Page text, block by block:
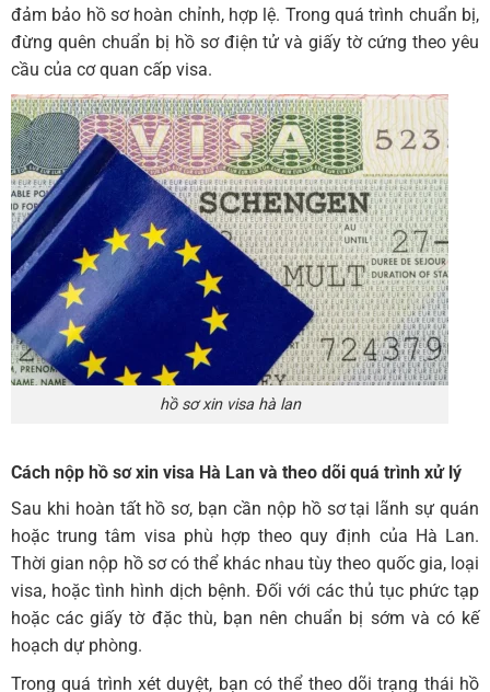
đảm bảo hồ sơ hoàn chỉnh, hợp lệ. Trong quá trình chuẩn bị,
đừng quên chuẩn bị hồ sơ điện tử và giấy tờ cứng theo yêu
cầu của cơ quan cấp visa.
hồ sơ xin visa hà lan
Cách nộp hồ sơ xin visa Hà Lan và theo dõi quá trình xử lý
Sau khi hoàn tất hồ sơ, bạn cần nộp hồ sơ tại lãnh sự quán
hoặc trung tâm visa phù hợp theo quy định của Hà Lan.
Thời gian nộp hồ sơ có thể khác nhau tùy theo quốc gia, loại
visa, hoặc tình hình dịch bệnh. Đối với các thủ tục phức tạp
hoặc các giấy tờ đặc thù, bạn nên chuẩn bị sớm và có kế
hoạch dự phòng.
Trong quá trình xét duyệt, bạn có thể theo dõi trạng thái hồ